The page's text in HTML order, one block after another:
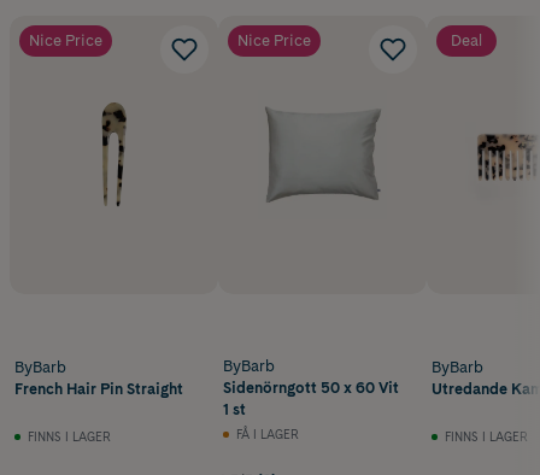
Nice Price
ByBarb
French Hair Pin Straight
FINNS I LAGER
Nice Price
ByBarb
Sidenörngott 50 x 60 Vit
1 st
FÅ I LAGER
Deal
ByBarb
Utredande
FINNS I LAGER